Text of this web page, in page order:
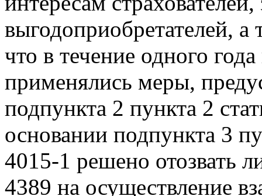
выгодоприобретателей,
что в течение одного
применялись меры,
подпункта 2 пункта 2
основании подпункта 3
4015-1 решено отозвать
4389 на осуществление